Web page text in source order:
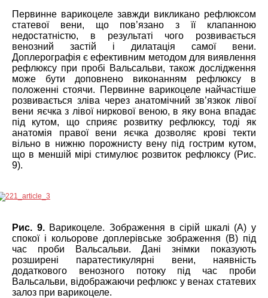
Первинне варикоцеле завжди викликано рефлюксом
статевої вени, що пов’язано з її клапанною
недостатністю, в результаті чого розвивається
венозний застій і дилатація самої вени.
Доплерографія є ефективним методом для виявлення
рефлюксу при пробі Вальсальви, також дослідження
може бути доповнено виконанням рефлюксу в
положенні стоячи. Первинне варикоцеле найчастіше
розвивається зліва через анатомічний зв’язкок лівої
вени яєчка з лівої ниркової веною, в яку вона впадає
під кутом, що сприяє розвитку рефлюксу, тоді як
анатомія правої вени яєчка дозволяє крові текти
вільно в нижню порожнисту вену під гострим кутом,
що в меншій мірі стимулює розвиток рефлюксу (Рис.
9).
Рис. 9.Варикоцеле. Зображення в сірій шкалі (А) у
спокої і кольорове доплерівське зображення (B) під
час проби Вальсальви. Дані знімки показують
розширені паратестикулярні вени, наявність
додаткового венозного потоку під час проби
Вальсальви, відображаючи рефлюкс у венах статевих
залоз при варикоцеле.